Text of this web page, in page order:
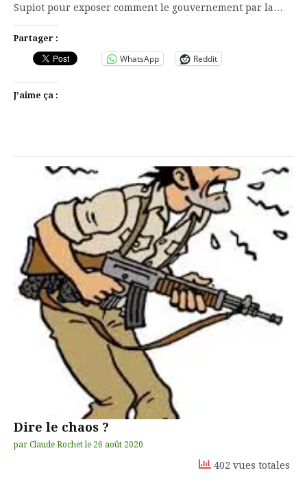
Supiot pour exposer comment le gouvernement par la…
Partager :
WhatsApp Reddit
J’aime ça :
Dire le chaos ?
par Claude Rochet le 26 août 2020
402 vues totales